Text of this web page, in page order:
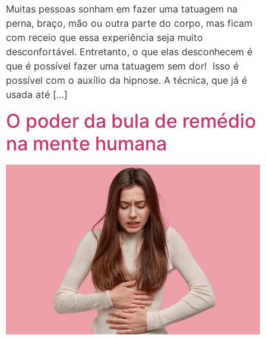
Muitas pessoas sonham em fazer uma tatuagem na
perna, braço, mão ou outra parte do corpo, mas ficam
com receio que essa experiência seja muito
desconfortável. Entretanto, o que elas desconhecem é
que é possível fazer uma tatuagem sem dor! Isso é
possível com o auxílio da hipnose. A técnica, que já é
usada até […]
O poder da bula de remédio
na mente humana